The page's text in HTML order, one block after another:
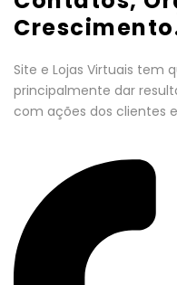
Site e Lojas Virtuais tem
principalmente dar
com ações dos clientes